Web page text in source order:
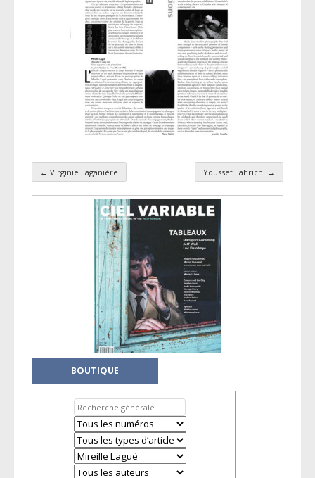
Navigation par taxonomie
← Virginie Laganière Youssef Lahrichi →
BOUTIQUE